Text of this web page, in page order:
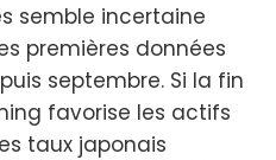
semble incertaine
premières données
septembre. Si la fin
favorise les actifs
taux japonais